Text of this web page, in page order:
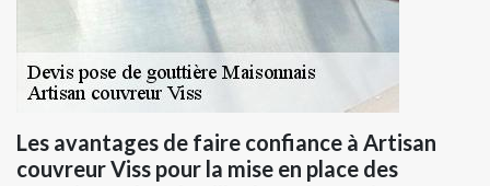
Les avantages de faire confiance à Artisan
couvreur Viss pour la mise en place des